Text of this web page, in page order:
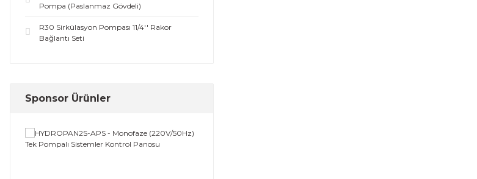
Pompa (Paslanmaz Gövdeli)
R30 Sirkülasyon Pompası 11/4'' Rakor
Bağlantı Seti
Sponsor Ürünler